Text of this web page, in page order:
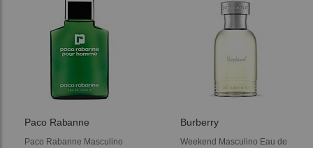
Paco Rabanne
Paco Rabanne Masculino
Burberry
Weekend Masculino Eau de